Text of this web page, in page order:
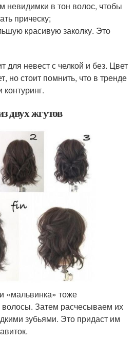
в тон волос, чтобы
прическу;
красивую заколку. Это
для невест с челкой и без. Цвет
но стоит помнить, что в тренде
двух жгутов
«мальвинка» тоже
волосы. Затем расчесываем их
зубьями. Это придаст им